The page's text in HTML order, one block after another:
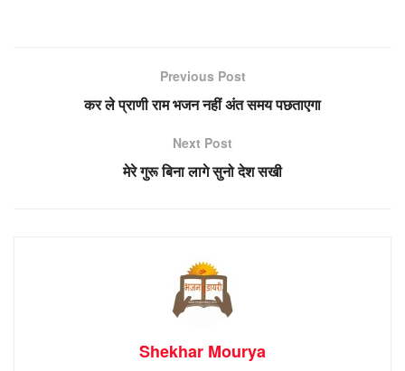
Previous Post
कर ले प्राणी राम भजन नहीं अंत समय पछताएगा
Next Post
मेरे गुरू बिना लागे सुनो देश सखी
Shekhar Mourya